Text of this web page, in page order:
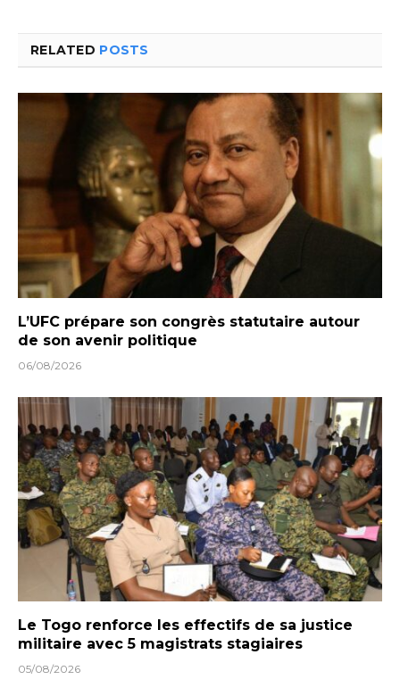
RELATED POSTS
L’UFC prépare son congrès statutaire autour
de son avenir politique
06/08/2026
Le Togo renforce les effectifs de sa justice
militaire avec 5 magistrats stagiaires
05/08/2026